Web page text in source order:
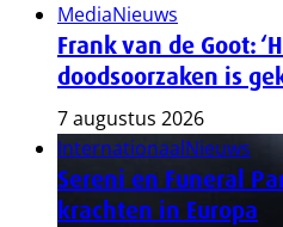
MediaNieuws
Frank van de Goot:
doodsoorzaken is
7 augustus 2026
InternationaalNieuws
Sereni en Funeral
krachten in Europa